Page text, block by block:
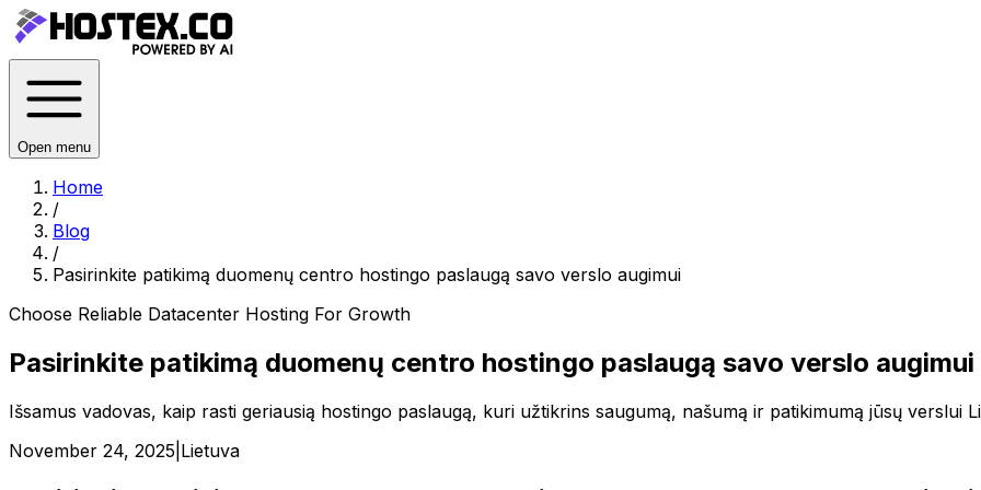
Open menu
Home
/
Blog
/
Pasirinkite patikimą duomenų centro hostingo paslaugą savo verslo augimui
Choose Reliable Datacenter Hosting For Growth
Pasirinkite patikimą duomenų centro hostingo paslaugą savo verslo augimui
Išsamus vadovas, kaip rasti geriausią hostingo paslaugą, kuri užtikrins saugumą, našumą ir patikimumą jūsų verslui
November 24, 2025 Lietuva